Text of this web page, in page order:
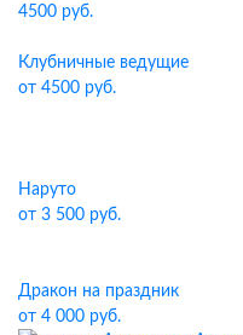
4500 руб.
Клубничные ведущие
от 4500 руб.
Наруто
от 3 500 руб.
Дракон на праздник
от 4 000 руб.